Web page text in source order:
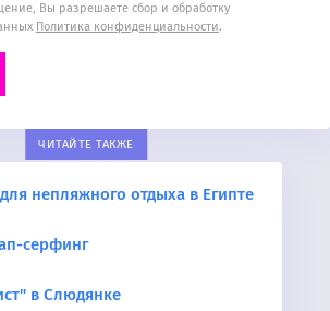
Вы разрешаете сбор и обработку
Политика конфиденциальности.
ЧИТАЙТЕ ТАКЖЕ
непляжного отдыха в Египте
серфинг
в Слюдянке